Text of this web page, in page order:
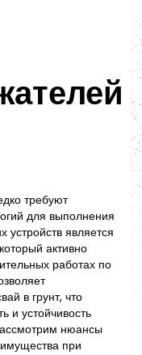
требуют
для выполнения
устройств является
активно
работах по
в грунт, что
и устойчивость
нюансы
при